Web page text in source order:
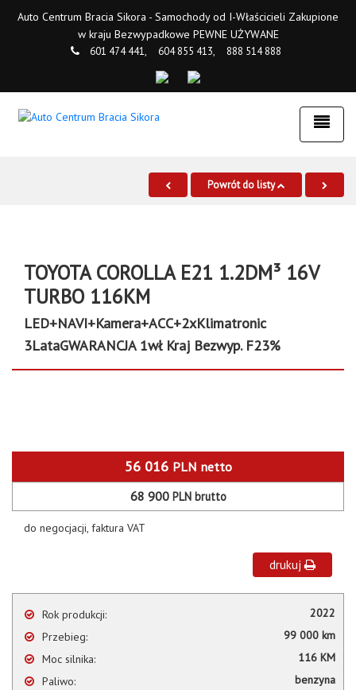
Auto Centrum Bracia Sikora - Samochody od I-Właścicieli Zakupione
w kraju Bezwypadkowe PEWNE UŻYWANE
601 474 441, 604 855 413, 888 514 888
Powrót do listy
TOYOTA COROLLA E21 1.2DM³ 16V
TURBO 116KM
LED+NAVI+Kamera+ACC+2xKlimatronic
3LataGWARANCJA 1wł Kraj Bezwyp. F23%
56 016 PLN netto
68 900 PLN brutto
do negocjacji, faktura VAT
drukuj
Rok produkcji:
2022
Przebieg:
99 000 km
Moc silnika:
116 KM
Paliwo:
benzyna